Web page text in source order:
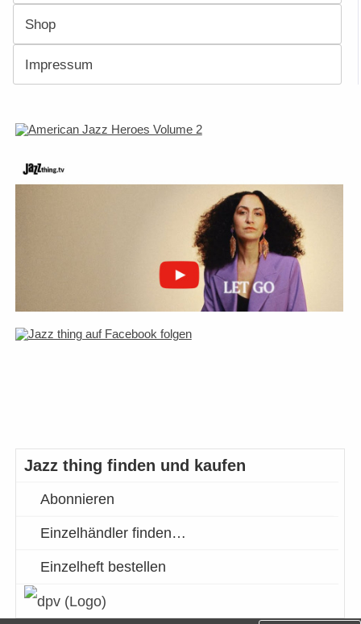
Shop
Impressum
Jazz thing finden und kaufen
Abonnieren
Einzelhändler finden…
Einzelheft bestellen